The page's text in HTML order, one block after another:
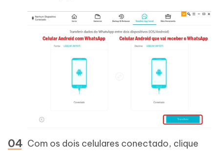
Com os dois celulares conectado, clique